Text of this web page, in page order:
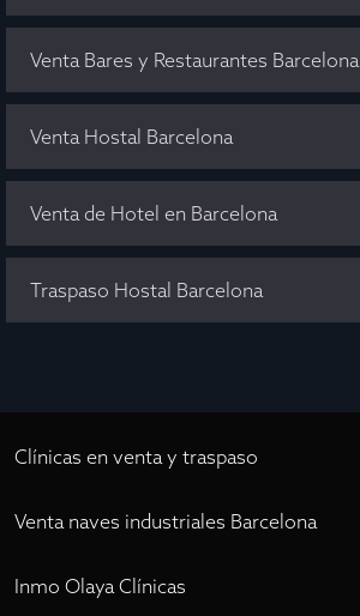
Venta Bares y Restaurantes Barcelona
Venta Hostal Barcelona
Venta de Hotel en Barcelona
Traspaso Hostal Barcelona
Clínicas en venta y traspaso
Venta naves industriales Barcelona
Inmo Olaya Clínicas